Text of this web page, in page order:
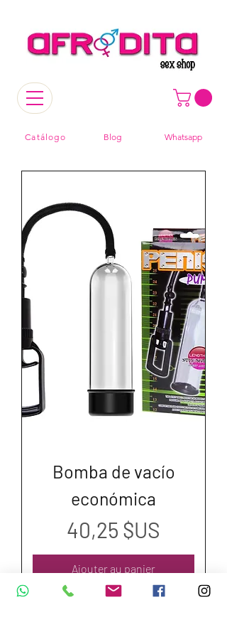
Catálogo Blog Whatsapp
Bomba de vacío
económica
Prix
40,25 $US
Ajouter au panier